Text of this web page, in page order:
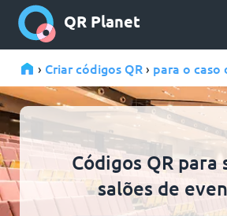
QR Planet
› Criar códigos QR › para o caso
Códigos QR para
salões de